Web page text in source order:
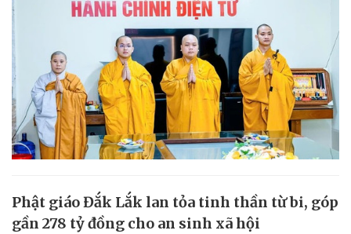
Phật giáo Đắk Lắk lan tỏa tinh thần từ bi, góp
gần 278 tỷ đồng cho an sinh xã hội